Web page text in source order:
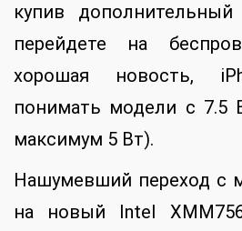
купив
перейдете на
хорошая новость,
понимать модели с 7.5
максимум 5 Вт).
Нашумевший переход с
на новый Intel